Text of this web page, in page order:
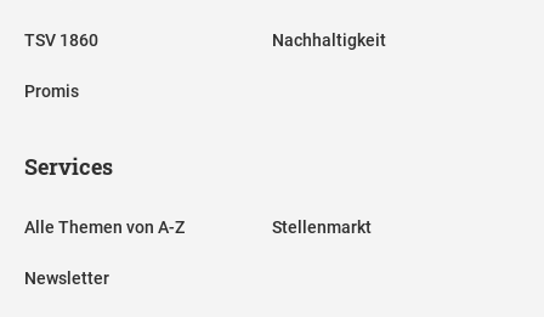
TSV 1860
Promis
Nachhaltigkeit
Services
Alle Themen von A-Z
Newsletter
Stellenmarkt